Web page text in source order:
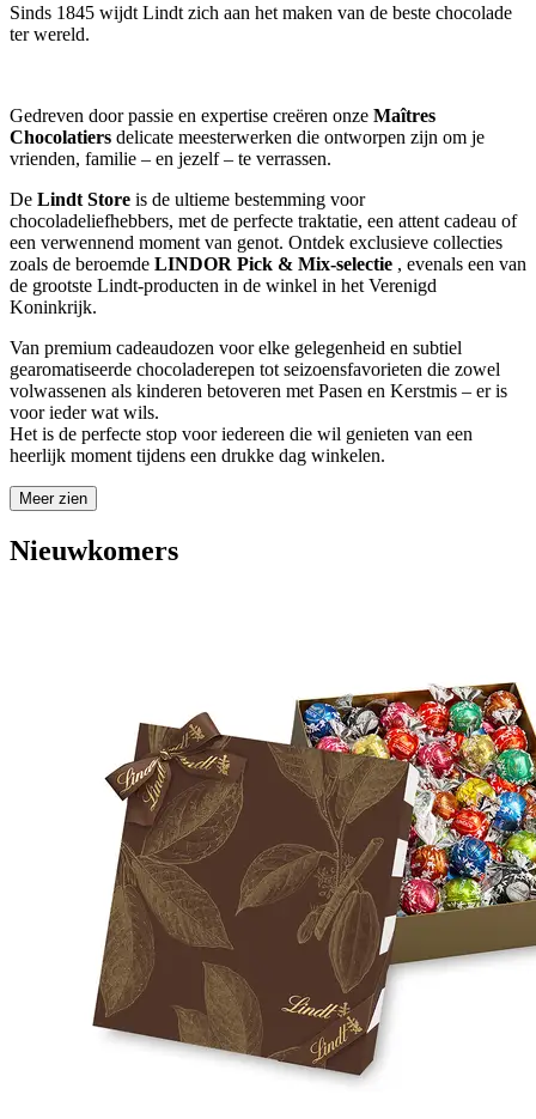
Sinds 1845 wijdt Lindt zich aan het maken van de beste chocolade
ter wereld.
Gedreven door passie en expertise creëren onze Maîtres
Chocolatiers delicate meesterwerken die ontworpen zijn om je
vrienden, familie – en jezelf – te verrassen.
De Lindt Store is de ultieme bestemming voor
chocoladeliefhebbers, met de perfecte traktatie, een attent cadeau of
een verwennend moment van genot. Ontdek exclusieve collecties
zoals de beroemde LINDOR Pick & Mix-selectie , evenals een van
de grootste Lindt-producten in de winkel in het Verenigd
Koninkrijk.
Van premium cadeaudozen voor elke gelegenheid en subtiel
gearomatiseerde chocoladerepen tot seizoensfavorieten die zowel
volwassenen als kinderen betoveren met Pasen en Kerstmis – er is
voor ieder wat wils.
Het is de perfecte stop voor iedereen die wil genieten van een
heerlijk moment tijdens een drukke dag winkelen.
Meer zien
Nieuwkomers